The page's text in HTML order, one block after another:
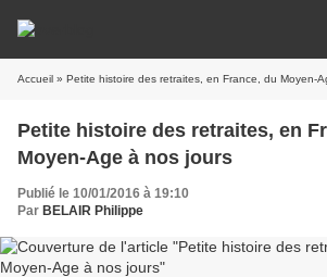
Accueil » Petite histoire des retraites, en France, du Moyen-
Petite histoire des retraites, en
Moyen-Age à nos jours
Publié le 10/01/2016 à 19:10
Par BELAIR Philippe